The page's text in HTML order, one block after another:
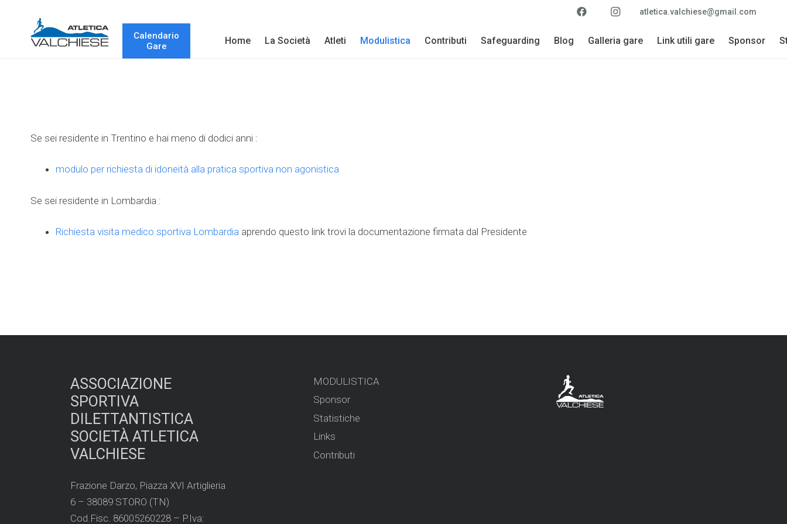
atletica.valchiese@gmail.com
Calendario
Gare
Home La Società Atleti Modulistica Contributi Safeguarding Blog Galleria gare Link utili gare Sponsor
Se sei residente in Trentino e hai meno di dodici anni :
modulo per richiesta di idoneità alla pratica sportiva non agonistica
Se sei residente in Lombardia :
Richiesta visita medico sportiva Lombardiaaprendo questo link trovi la documentazione firmata dal Presidente
ASSOCIAZIONE
SPORTIVA
DILETTANTISTICA
SOCIETÀ ATLETICA
VALCHIESE
Frazione Darzo, Piazza XVI Artiglieria
6 – 38089 STORO (TN)
Cod.Fisc. 86005260228 – P.Iva:
MODULISTICA
Sponsor
Statistiche
Links
Contributi